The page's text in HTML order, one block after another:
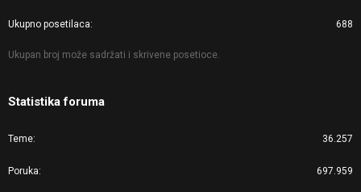
Ukupno posetilaca 688
Ukupan broj može sadržati i skrivene posetioce.
Statistika foruma
Teme 36.257
Poruka 697.959